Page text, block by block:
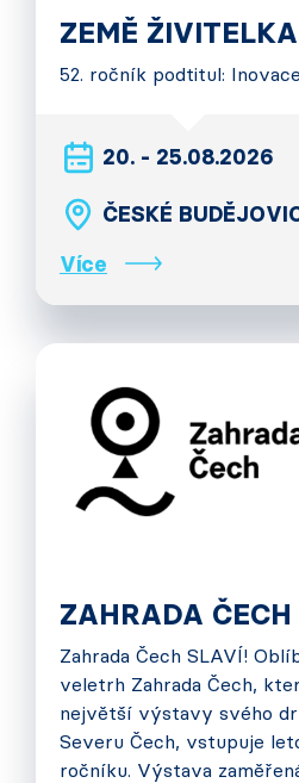
ZEMĚ ŽIVITELKA
52. ročník podtitul:
20. - 25.08.2026
ČESKÉ
Více
ZAHRADA ČECH
Zahrada Čech SLAVÍ!
veletrh Zahrada Čech,
největší výstavy svého
Severu Čech, vstupuje
ročníku. Výstava